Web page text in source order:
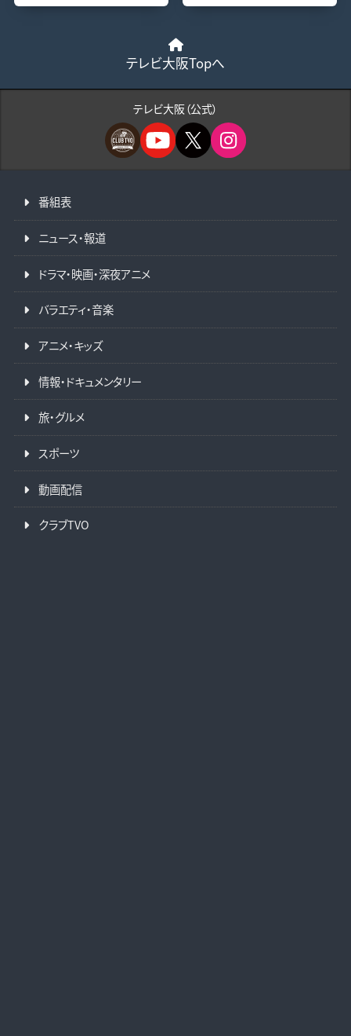
テレビ大阪Topへ
テレビ大阪（公式）
番組表
ニュース・報道
ドラマ・映画・深夜アニメ
バラエティ・音楽
アニメ・キッズ
情報・ドキュメンタリー
旅・グルメ
スポーツ
動画配信
クラブTVO